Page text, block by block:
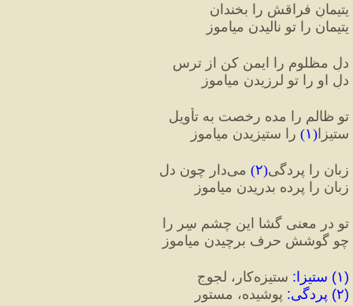
یتیمانِ فراقش را بخندان
یتیمان را تو نالیدن میاموز
دلِ مظلوم را ایمن کن از ترس
دلِ او را تو لرزیدن میاموز
تو ظالم را مده رخصت به تأویل
ستیزا(۱) را ستیزیدن میاموز
زبان را پردگی(۲) می‌دار چون دل
زبان را پرده بدریدن میاموز
تو در معنی گشا این چشمِ سِر را
چو گوشش حرف برچیدن میاموز
(۱) ستیزا: ستیزه‌کار، لجوج
(۲) پردگی: پوشیده، مستور